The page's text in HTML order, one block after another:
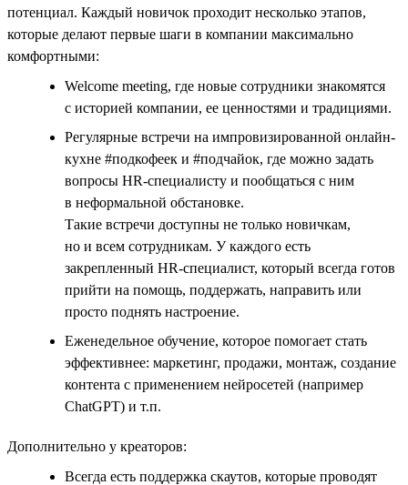
потенциал. Каждый новичок проходит несколько этапов,
которые делают первые шаги в компании максимально
комфортными:
Welcome meeting, где новые сотрудники знакомятся
с историей компании, ее ценностями и традициями.
Регулярные встречи на импровизированной онлайн-
кухне #подкофеек и #подчайок, где можно задать
вопросы HR-специалисту и пообщаться с ним
в неформальной обстановке.
Такие встречи доступны не только новичкам,
но и всем сотрудникам. У каждого есть
закрепленный HR-специалист, который всегда готов
прийти на помощь, поддержать, направить или
просто поднять настроение.
Еженедельное обучение, которое помогает стать
эффективнее: маркетинг, продажи, монтаж, создание
контента с применением нейросетей (например
ChatGPT) и т.п.
Дополнительно у креаторов:
Всегда есть поддержка скаутов, которые проводят